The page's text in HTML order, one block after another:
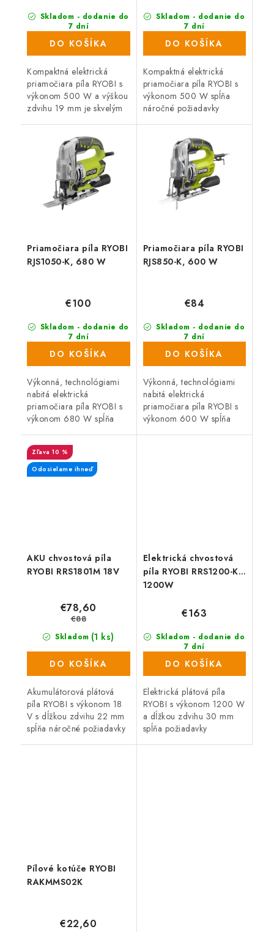
Skladom - dodanie do
7 dní
(802 ks)
DO KOŠÍKA
Kompaktná elektrická
priamočiara píla RYOBI s
výkonom 500 W a výškou
zdvihu 19 mm je skvelým
majstrov.
Skladom - dodanie do
7 dní
(851 ks)
DO KOŠÍKA
Kompaktná elektrická
priamočiara píla RYOBI s
výkonom 500 W spĺňa
náročné požiadavky
spoľahlivosť a schopnosť
splniť aj náročné...
Priamočiara píla RYOBI
RJS1050-K, 680 W
Skladom - dodanie do
7 dní
(499 ks)
€100
DO KOŠÍKA
Výkonná, technológiami
nabitá elektrická
priamočiara píla RYOBI s
výkonom 680 W spĺňa
remeselníkov a domácich
majstrov na kvalitu a
vysoký výkon,
spoľahlivosť...
Priamočiara píla RYOBI
RJS850-K, 600 W
Skladom - dodanie do
7 dní
(864 ks)
€84
DO KOŠÍKA
Výkonná, technológiami
nabitá elektrická
priamočiara píla RYOBI s
výkonom 600 W spĺňa
AKU chvostová píla
RYOBI RRS1801M 18V
10 %
Odosielame ihneď
Skladom (1 ks)
€78,60
€88
DO KOŠÍKA
Akumulátorová plátová
píla RYOBI s výkonom 18
V s dĺžkou zdvihu 22 mm
spĺňa náročné požiadavky
Elektrická chvostová
píla RYOBI RRS1200-K,
1200W
Skladom - dodanie do
7 dní
(335 ks)
€163
DO KOŠÍKA
Elektrická plátová píla
RYOBI s výkonom 1200 W
a dĺžkou zdvihu 30 mm
spĺňa požiadavky
Pílové kotúče RYOBI
RAKMMS02K
€22,60